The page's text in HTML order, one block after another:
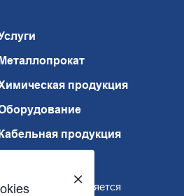
Металлопрокат
продукция
Кабельная продукция
не является